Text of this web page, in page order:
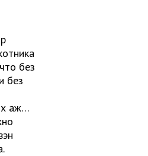
без
без
аж…